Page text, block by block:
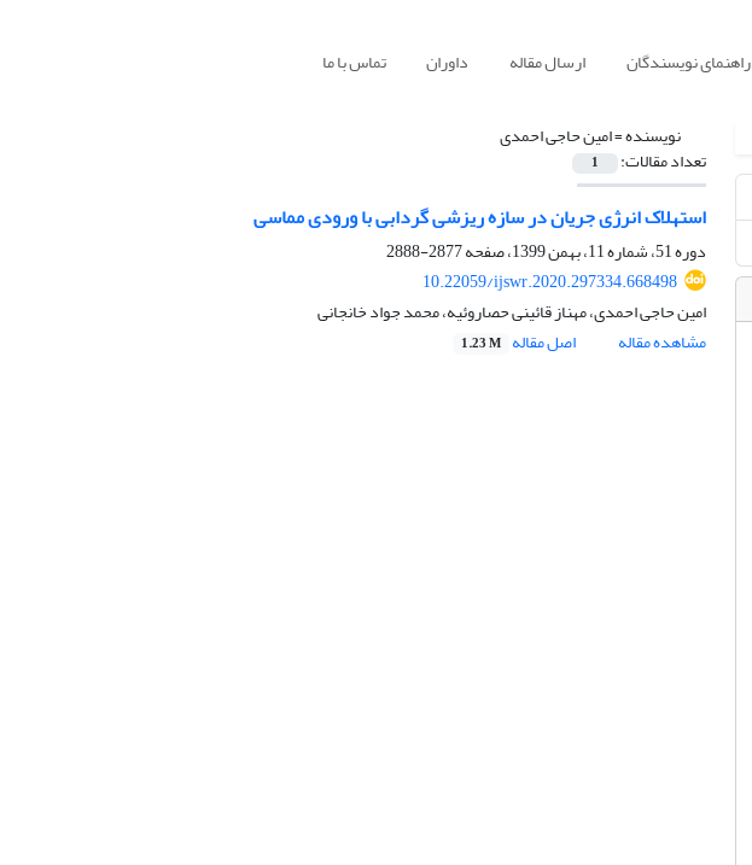
راهنمای نویسندگان ارسال مقاله داوران تماس با ما
نویسنده =امین حاجی احمدی
تعداد مقالات: 1
استهلاک انرژی جریان در سازه ریزشی گردابی با ورودی مماسی
دوره 51، شماره 11، بهمن 1399، صفحه
2877-2888
10.22059/ijswr.2020.297334.668498
امین حاجی احمدی، مهناز قائینی حصاروئیه، محمد جواد خانجانی
مشاهده مقاله
اصل مقاله 1.23 M